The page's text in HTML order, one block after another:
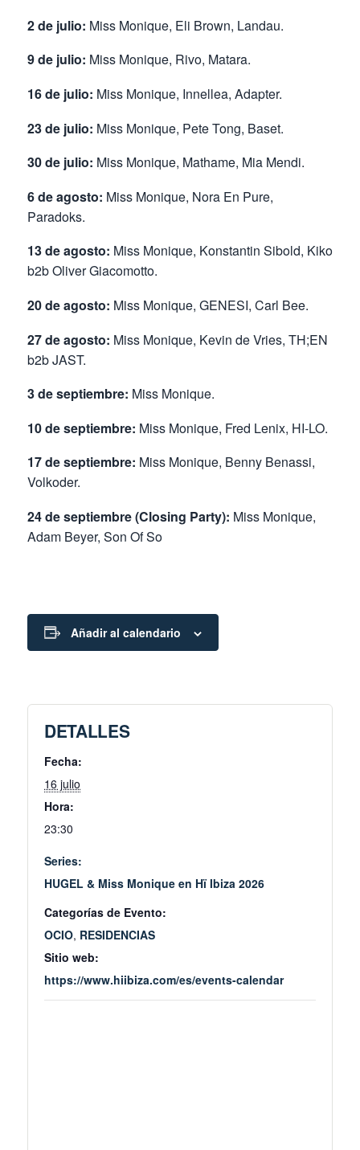
2 de julio: Miss Monique, Eli Brown, Landau.
9 de julio: Miss Monique, Rivo, Matara.
16 de julio: Miss Monique, Innellea, Adapter.
23 de julio: Miss Monique, Pete Tong, Baset.
30 de julio: Miss Monique, Mathame, Mia Mendi.
6 de agosto: Miss Monique, Nora En Pure,
Paradoks.
13 de agosto: Miss Monique, Konstantin Sibold, Kiko
b2b Oliver Giacomotto.
20 de agosto: Miss Monique, GENESI, Carl Bee.
27 de agosto: Miss Monique, Kevin de Vries, TH;EN
b2b JAST.
3 de septiembre: Miss Monique.
10 de septiembre: Miss Monique, Fred Lenix, HI-LO.
17 de septiembre: Miss Monique, Benny Benassi,
Volkoder.
24 de septiembre (Closing Party): Miss Monique,
Adam Beyer, Son Of So
Añadir al calendario
DETALLES
Fecha:
16 julio
Hora:
23:30
Series:
HUGEL & Miss Monique en Hï Ibiza 2026
Categorías de Evento:
OCIO, RESIDENCIAS
Sitio web:
https://www.hiibiza.com/es/events-calendar